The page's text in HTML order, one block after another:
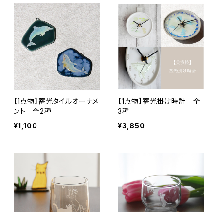
【1点物】蓄光タイルオーナメ
ント 全2種
¥1,100
【1点物】蓄光掛け時計 全
3種
¥3,850